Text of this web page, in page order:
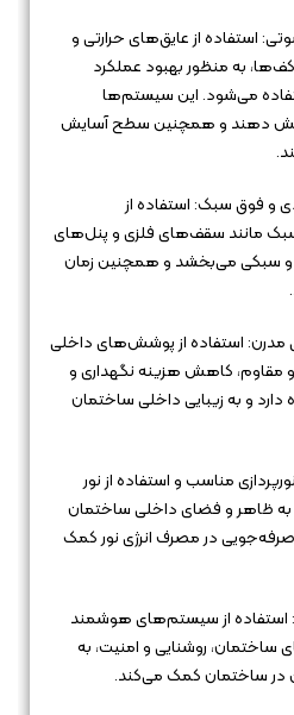
استفاده از عایق‌های حرارتی و
به منظور بهبود عملکرد
می‌شود. این سیستم‌ها
دهند و همچنین سطح آسایش
و فوق سبک: استفاده از
مانند سقف‌های فلزی و پنل‌های
و سبکی می‌بخشد و همچنین زمان
استفاده از پوشش‌های داخلی
مقاوم، کاهش هزینه نگهداری و
دارد و به زیبایی داخلی ساختمان
مناسب و استفاده از نور
ظاهر و فضای داخلی ساختمان
در مصرف انرژی نور کمک
از سیستم‌های هوشمند
روشنایی و امنیت، به
در ساختمان کمک می‌کند.